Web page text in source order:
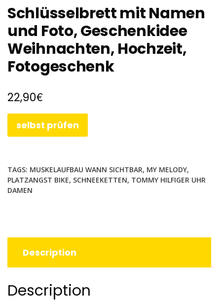
Schlüsselbrett mit Namen
und Foto, Geschenkidee
Weihnachten, Hochzeit,
Fotogeschenk
22,90€
selbst prüfen
TAGS: MUSKELAUFBAU WANN SICHTBAR, MY MELODY,
PLATZANGST BIKE, SCHNEEKETTEN, TOMMY HILFIGER UHR
DAMEN
Description
Description